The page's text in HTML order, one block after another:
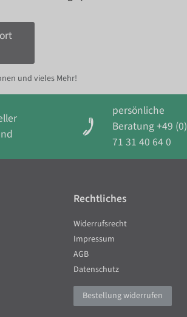
und vieles Mehr!
persönliche
Beratung +49 (0)
71 31 40 64 0
Rechtliches
Widerrufsrecht
Impressum
AGB
Datenschutz
Bestellung widerrufen